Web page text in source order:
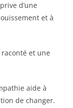
d’une
et à
et une
aide à
de changer.